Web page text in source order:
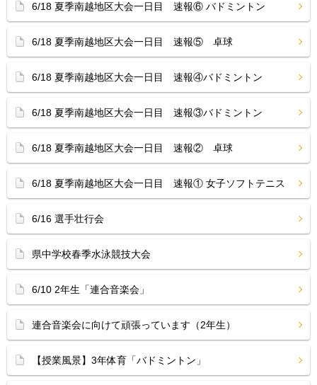
6/18 夏季南越地区大会一日目 速報⑥ バドミントン
6/18 夏季南越地区大会一日目 速報⑤ 卓球
6/18 夏季南越地区大会一日目 速報④バドミントン
6/18 夏季南越地区大会一日目 速報③バドミントン
6/18 夏季南越地区大会一日目 速報② 卓球
6/18 夏季南越地区大会一日目 速報① 女子ソフトテニス
6/16 選手壮行会
県中学校春季水泳競技大会
6/10 2年生「連合音楽会」
連合音楽会に向けて頑張っています（2年生）
【授業風景】3年体育「バドミントン」